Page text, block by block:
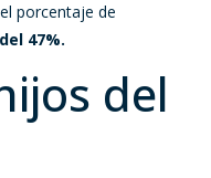
porcentaje de
47%.
del